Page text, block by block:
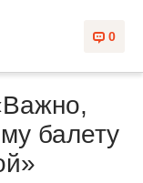
0
балету